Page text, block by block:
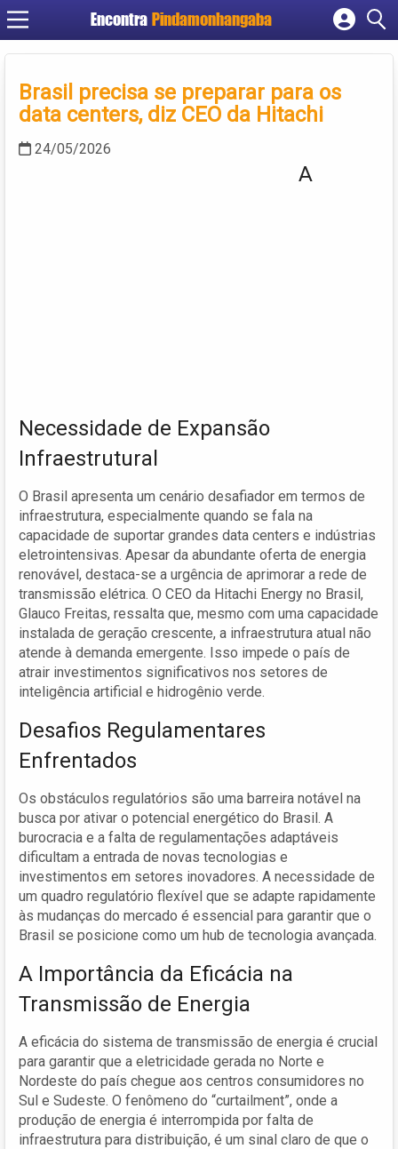
Encontra Pindamonhangaba
Cadastrar empresa
Criar conta
Brasil precisa se preparar para os
data centers, diz CEO da Hitachi
24/05/2026
A
Necessidade de Expansão
Infraestrutural
O Brasil apresenta um cenário desafiador em termos de
infraestrutura, especialmente quando se fala na
capacidade de suportar grandes data centers e indústrias
eletrointensivas. Apesar da abundante oferta de energia
renovável, destaca-se a urgência de aprimorar a rede de
transmissão elétrica. O CEO da Hitachi Energy no Brasil,
Glauco Freitas, ressalta que, mesmo com uma capacidade
instalada de geração crescente, a infraestrutura atual não
atende à demanda emergente. Isso impede o país de
atrair investimentos significativos nos setores de
inteligência artificial e hidrogênio verde.
Desafios Regulamentares
Enfrentados
Os obstáculos regulatórios são uma barreira notável na
busca por ativar o potencial energético do Brasil. A
burocracia e a falta de regulamentações adaptáveis
dificultam a entrada de novas tecnologias e
investimentos em setores inovadores. A necessidade de
um quadro regulatório flexível que se adapte rapidamente
às mudanças do mercado é essencial para garantir que o
Brasil se posicione como um hub de tecnologia avançada.
A Importância da Eficácia na
Transmissão de Energia
A eficácia do sistema de transmissão de energia é crucial
para garantir que a eletricidade gerada no Norte e
Nordeste do país chegue aos centros consumidores no
Sul e Sudeste. O fenômeno do “curtailment”, onde a
produção de energia é interrompida por falta de
infraestrutura para distribuição, é um sinal claro de que o